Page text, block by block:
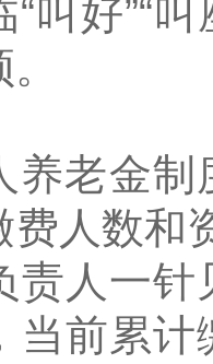
“叫好”“
养老金制
费人数和
责人一针
当前累